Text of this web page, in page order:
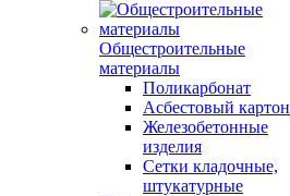
Общестроительные
материалы
Поликарбонат
Асбестовый картон
Железобетонные
изделия
Сетки кладочные,
штукатурные